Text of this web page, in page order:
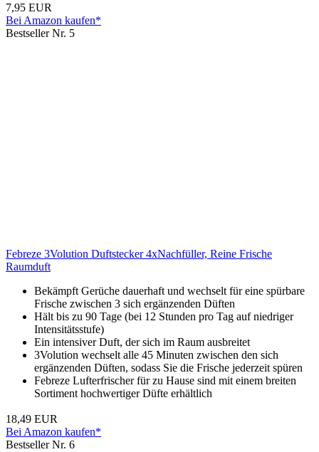
7,95 EUR
Bei Amazon kaufen*
Bestseller Nr. 5
Febreze 3Volution Duftstecker 4xNachfüller, Reine Frische
Raumduft
Bekämpft Gerüche dauerhaft und wechselt für eine spürbare
Frische zwischen 3 sich ergänzenden Düften
Hält bis zu 90 Tage (bei 12 Stunden pro Tag auf niedriger
Intensitätsstufe)
Ein intensiver Duft, der sich im Raum ausbreitet
3Volution wechselt alle 45 Minuten zwischen den sich
ergänzenden Düften, sodass Sie die Frische jederzeit spüren
Febreze Lufterfrischer für zu Hause sind mit einem breiten
Sortiment hochwertiger Düfte erhältlich
18,49 EUR
Bei Amazon kaufen*
Bestseller Nr. 6